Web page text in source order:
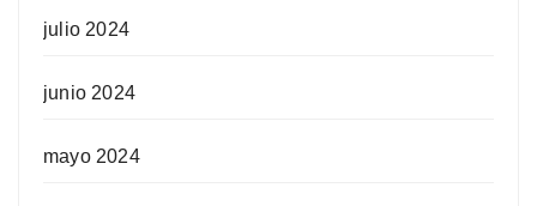
julio 2024
junio 2024
mayo 2024